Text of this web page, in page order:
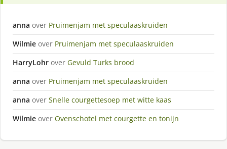
anna over Pruimenjam met speculaaskruiden
Wilmie over Pruimenjam met speculaaskruiden
HarryLohr over Gevuld Turks brood
anna over Pruimenjam met speculaaskruiden
anna over Snelle courgettesoep met witte kaas
Wilmie over Ovenschotel met courgette en tonijn